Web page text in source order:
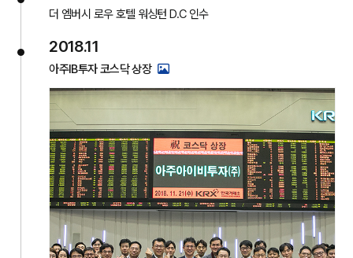
더 엠버시 로우 호텔 워싱턴 D.C 인수
2018.11
아주IB투자 코스닥 상장